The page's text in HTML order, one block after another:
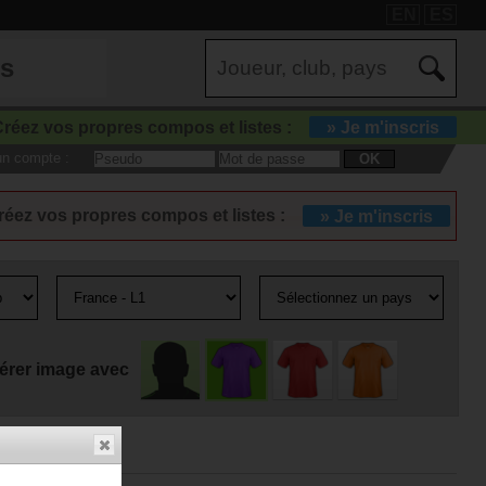
vos propres compos et listes : » Je m'inscris
compte : OK
vos propres compos et listes : » Je m'inscris
image avec